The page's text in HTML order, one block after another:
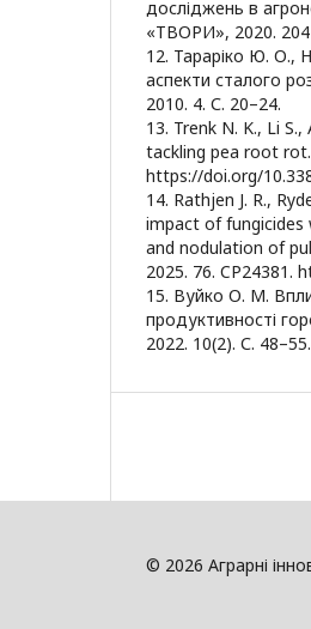
досліджень в
«ТВОРИ», 2020. 204
12. Тараріко Ю. О.,
аспекти сталого
2010. 4. С. 20–24.
13. Trenk N. K., Li
tackling pea root
https://doi.org/
14. Rathjen J. R.,
impact of
and nodulation of
2025. 76. CP24381.
15. Вуйко О. М.
продуктивності
2022. 10(2). С.
© 2026 Аграрні